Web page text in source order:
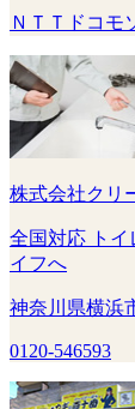
ＮＴＴドコモ
株式会社クリ
全国対応 トイ
イフへ
神奈川県横浜
0120-546593